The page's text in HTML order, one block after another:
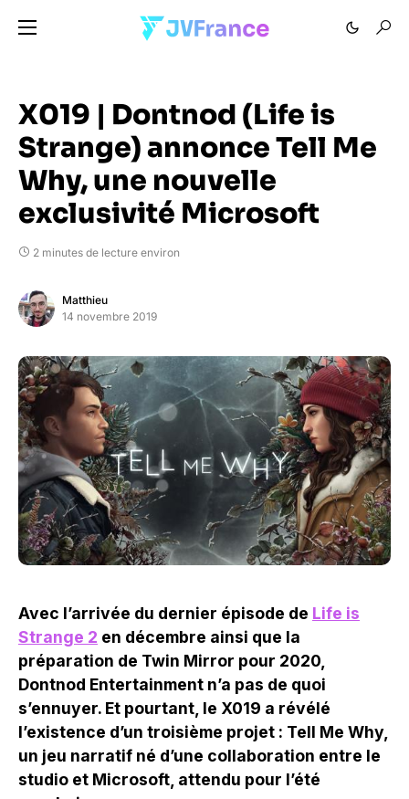
X019 | Dontnod (Life is
Strange) annonce Tell Me
Why, une nouvelle
exclusivité Microsoft
2 minutes de lecture environ
Matthieu
14 novembre 2019
Avec l’arrivée du dernier épisode de Life is
Strange 2 en décembre ainsi que la
préparation de Twin Mirror pour 2020,
Dontnod Entertainment n’a pas de quoi
s’ennuyer. Et pourtant, le X019 a révélé
l’existence d’un troisième projet : Tell Me Why,
un jeu narratif né d’une collaboration entre le
studio et Microsoft, attendu pour l’été